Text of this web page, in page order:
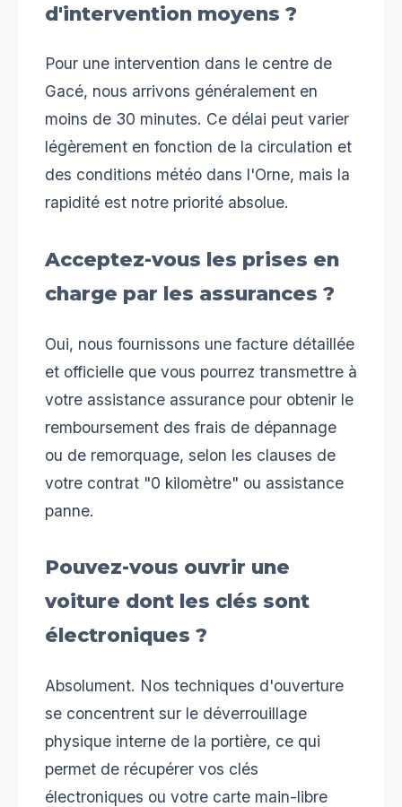
d'intervention moyens ?
Pour une intervention dans le centre de
Gacé, nous arrivons généralement en
moins de 30 minutes. Ce délai peut varier
légèrement en fonction de la circulation et
des conditions météo dans l'Orne, mais la
rapidité est notre priorité absolue.
Acceptez-vous les prises en
charge par les assurances ?
Oui, nous fournissons une facture détaillée
et officielle que vous pourrez transmettre à
votre assistance assurance pour obtenir le
remboursement des frais de dépannage
ou de remorquage, selon les clauses de
votre contrat "0 kilomètre" ou assistance
panne.
Pouvez-vous ouvrir une
voiture dont les clés sont
électroniques ?
Absolument. Nos techniques d'ouverture
se concentrent sur le déverrouillage
physique interne de la portière, ce qui
permet de récupérer vos clés
électroniques ou votre carte main-libre